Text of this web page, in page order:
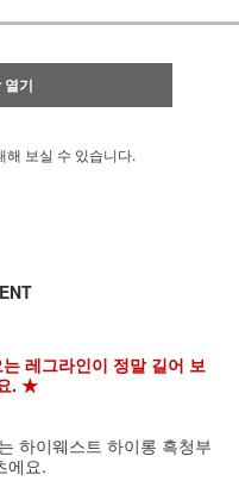
열기
해 보실 수 있습니다.
레그라인이 정말 길어 보
. ★
하이웨스트 하이롱 흑청부
에요.